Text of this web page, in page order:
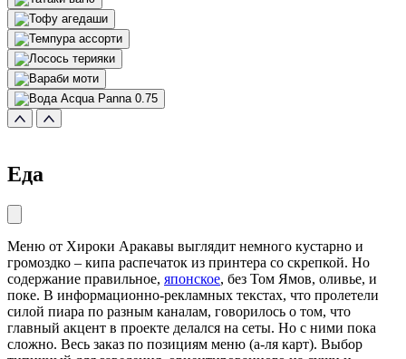
Еда
Меню от Хироки Аракавы выглядит немного кустарно и
громоздко – кипа распечаток из принтера со скрепкой. Но
содержание правильное, японское, без Том Ямов, оливье, и
поке. В информационно-рекламных текстах, что пролетели
силой пиара по разным каналам, говорилось о том, что
главный акцент в проекте делался на сеты. Но с ними пока
сложно. Весь заказ по позициям меню (а-ля карт). Выбор